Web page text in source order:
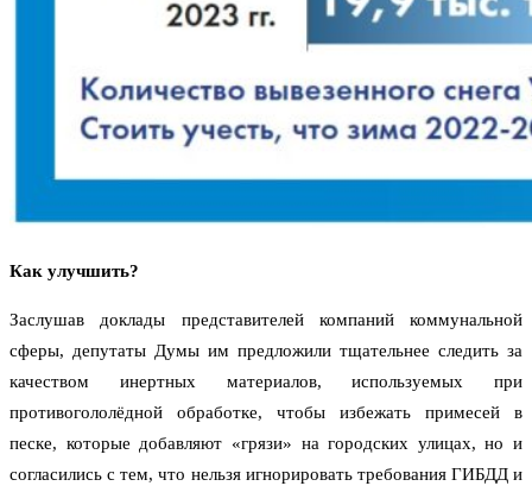
Как улучшить?
Заслушав доклады представителей компаний коммунальной
сферы, депутаты Думы им предложили тщательнее следить за
качеством инертных материалов, используемых при
противогололёдной обработке, чтобы избежать примесей в
песке, которые добавляют «грязи» на городских улицах, но и
согласились с тем, что нельзя игнорировать требования ГИБДД и